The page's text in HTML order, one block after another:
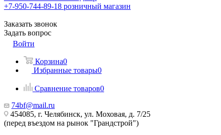
+7-950-744-89-18 розничный магазин
Заказать звонок
Задать вопрос
Войти
Корзина0
Избранные товары0
Сравнение товаров0
74bf@mail.ru
454085, г. Челябинск, ул. Моховая, д. 7/25
(перед въездом на рынок "Грандстрой")